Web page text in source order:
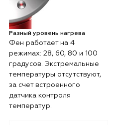
Разный уровень нагрева
Фен работает на 4
режимах: 28, 60, 80 и 100
градусов. Экстремальные
температуры отсутствуют,
за счет встроенного
датчика контроля
температур.